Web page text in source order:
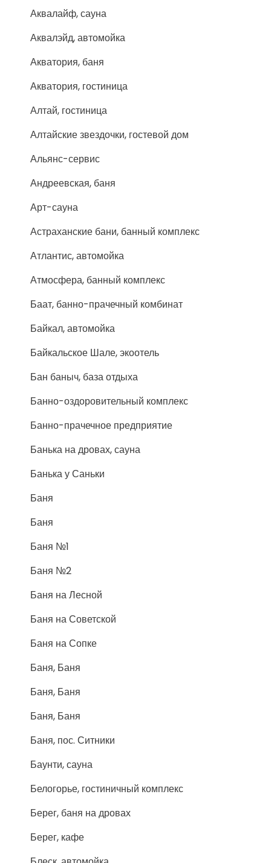
Аквалайф, сауна
Аквалэйд, автомойка
Акватория, баня
Акватория, гостиница
Алтай, гостиница
Алтайские звездочки, гостевой дом
Альянс-сервис
Андреевская, баня
Арт-сауна
Астраханские бани, банный комплекс
Атлантис, автомойка
Атмосфера, банный комплекс
Баат, банно-прачечный комбинат
Байкал, автомойка
Байкальское Шале, экоотель
Бан баныч, база отдыха
Банно-оздоровительный комплекс
Банно-прачечное предприятие
Банька на дровах, сауна
Банька у Саньки
Баня
Баня
Баня №1
Баня №2
Баня на Лесной
Баня на Советской
Баня на Сопке
Баня, Баня
Баня, Баня
Баня, Баня
Баня, пос. Ситники
Баунти, сауна
Белогорье, гостиничный комплекс
Берег, баня на дровах
Берег, кафе